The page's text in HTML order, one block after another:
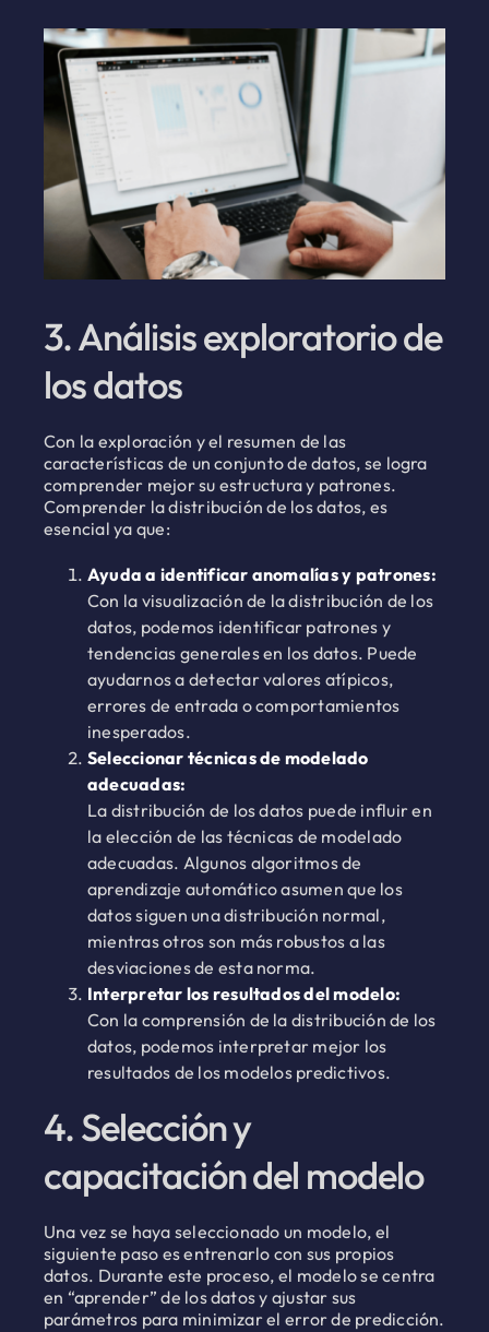
3. Análisis exploratorio de
los datos
Con la exploración y el resumen de las
características de un conjunto de datos, se logra
comprender mejor su estructura y patrones.
Comprender la distribución de los datos, es
esencial ya que:
Ayuda a identificar anomalías y patrones:
Con la visualización de la distribución de los
datos, podemos identificar patrones y
tendencias generales en los datos. Puede
ayudarnos a detectar valores atípicos,
errores de entrada o comportamientos
inesperados.
Seleccionar técnicas de modelado
adecuadas:
La distribución de los datos puede influir en
la elección de las técnicas de modelado
adecuadas. Algunos algoritmos de
aprendizaje automático asumen que los
datos siguen una distribución normal,
mientras otros son más robustos a las
desviaciones de esta norma.
Interpretar los resultados del modelo:
Con la comprensión de la distribución de los
datos, podemos interpretar mejor los
resultados de los modelos predictivos.
4. Selección y
capacitación del modelo
Una vez se haya seleccionado un modelo, el
siguiente paso es entrenarlo con sus propios
datos. Durante este proceso, el modelo se centra
en “aprender” de los datos y ajustar sus
parámetros para minimizar el error de predicción.